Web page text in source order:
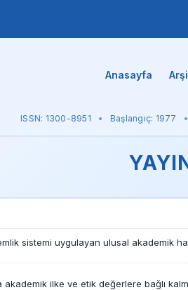
Anasayfa
ISSN: 1300-8951 Başlangıç: 1977
sistemi uygulayan ulusal akademik
akademik ilke ve etik değerlere bağlı